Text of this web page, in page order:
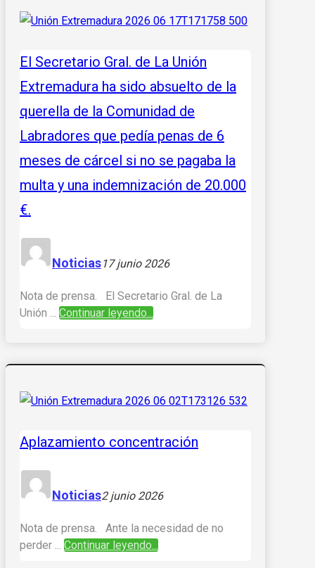
El Secretario Gral. de La Unión
Extremadura ha sido absuelto de la
querella de la Comunidad de
Labradores que pedía penas de 6
meses de cárcel si no se pagaba la
multa y una indemnización de 20.000
€.
Noticias17 junio 2026
Nota de prensa. El Secretario Gral. de La
Unión ... Continuar leyendo...
Aplazamiento concentración
Noticias2 junio 2026
Nota de prensa. Ante la necesidad de no
perder ... Continuar leyendo...